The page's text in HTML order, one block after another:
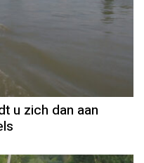
u zich dan aan